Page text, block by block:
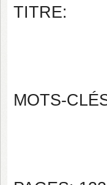
TITRE:
MOTS-